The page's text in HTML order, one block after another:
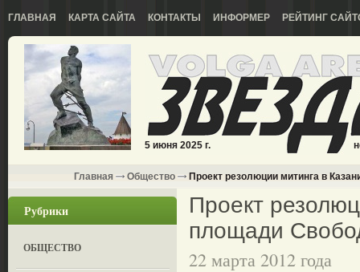
ГЛАВНАЯ КАРТА САЙТА КОНТАКТЫ ИНФОРМЕР РЕЙТИНГ
5 июня 2025 г.
Главная Общество Проект резолюции митинга в
Рубрики
ОБЩЕСТВО
Проект
площади
22 марта 2012 года